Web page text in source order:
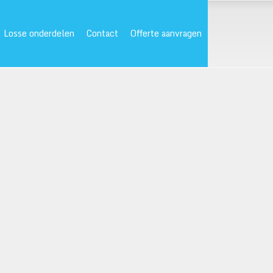
Losse onderdelen Contact Offerte aanvragen